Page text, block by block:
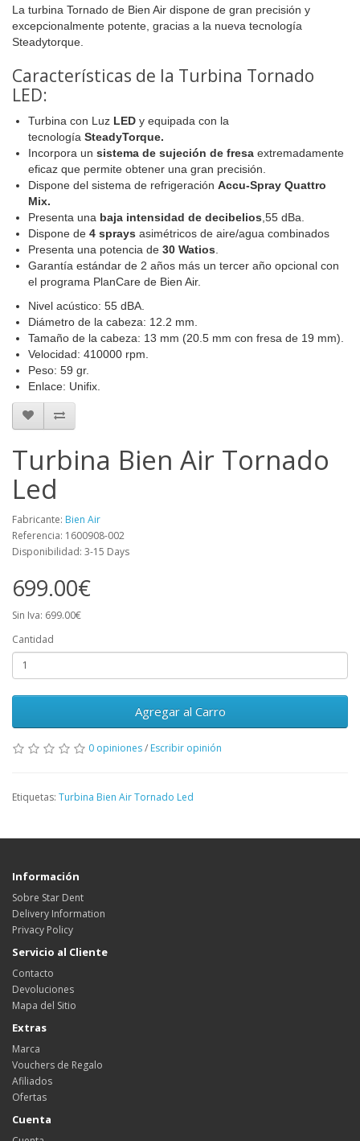
La turbina Tornado de Bien Air dispone de gran precisión y
excepcionalmente potente, gracias a la nueva tecnología
Steadytorque.
Características de la Turbina Tornado
LED:
Turbina con Luz LED y equipada con la
tecnología SteadyTorque.
Incorpora un sistema de sujeción de fresa extremadamente
eficaz que permite obtener una gran precisión.
Dispone del sistema de refrigeración Accu-Spray Quattro
Mix.
Presenta una baja intensidad de decibelios ,55 dBa.
Dispone de 4 sprays asimétricos de aire/agua combinados
Presenta una potencia de 30 Watios
Garantía estándar de 2 años más un tercer año opcional con
el programa PlanCare de Bien Air.
Nivel acústico: 55 dBA.
Diámetro de la cabeza: 12.2 mm.
Tamaño de la cabeza: 13 mm (20.5 mm con fresa de 19 mm).
Velocidad: 410000 rpm.
Peso: 59 gr.
Enlace: Unifix.
Turbina Bien Air Tornado
Led
Fabricante: Bien Air
Referencia: 1600908-002
Disponibilidad: 3-15 Days
699.00€
Sin Iva: 699.00€
Cantidad
Agregar al Carro
0 opiniones/ Escribir opinión
Etiquetas: Turbina Bien Air Tornado Led
Información
Sobre Star Dent
Delivery Information
Privacy Policy
Servicio al Cliente
Contacto
Devoluciones
Mapa del Sitio
Extras
Marca
Vouchers de Regalo
Afiliados
Ofertas
Cuenta